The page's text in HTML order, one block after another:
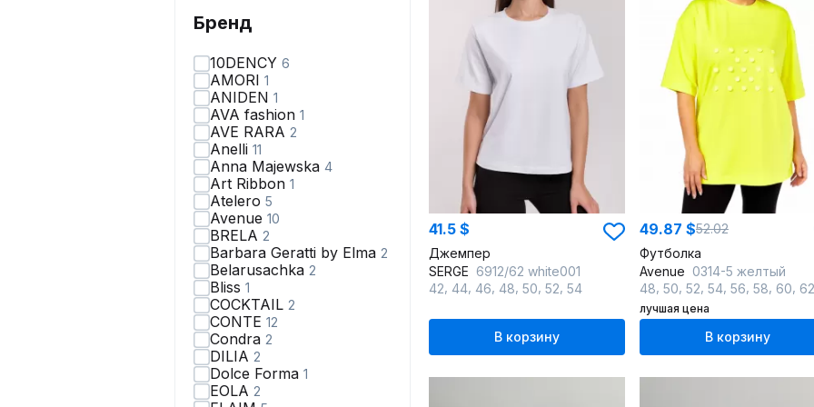
Бренд
10DENCY 6
AMORI 1
ANIDEN 1
AVA fashion 1
AVE RARA 2
Anelli 11
Anna Majewska 4
Art Ribbon 1
Atelero 5
Avenue 10
BRELA 2
Barbara Geratti by Elma 2
Belarusachka 2
Bliss 1
COCKTAIL 2
CONTE 12
Condra 2
DILIA 2
Dolce Forma 1
EOLA 2
41.5 $
Джемпер
SERGE 6912/62 white001
42 44 46 48 50 52 54
В корзину
49.87 $52.02
Футболка
Avenue 0314-5 желтый
48 50 52 54 56 58 60 62
лучшая цена
В корзину